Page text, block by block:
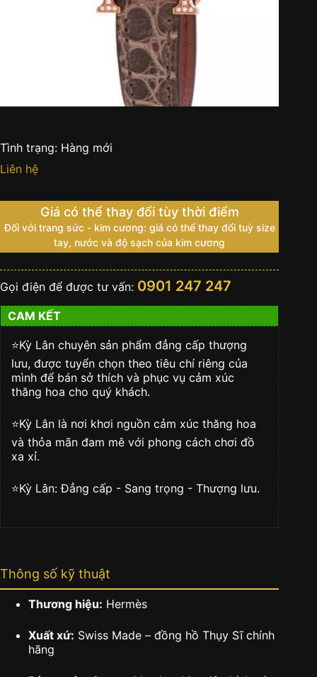
Tình trạng: Hàng mới
Liên hệ
Giá có thể thay đổi tùy thời điểm
Đối với trang sức - kim cương: giá có thể thay đổi tuỳ size
tay, nước và độ sạch của kim cương
Gọi điện để được tư vấn: 0901 247 247
CAM KẾT
⭐️Kỳ Lân chuyên sản phẩm đẳng cấp thượng
lưu, được tuyển chọn theo tiêu chí riêng của
mình để bán sở thích và phục vụ cảm xúc
thăng hoa cho quý khách.
⭐️Kỳ Lân là nơi khơi nguồn cảm xúc thăng hoa
và thỏa mãn đam mê với phong cách chơi đồ
xa xỉ.
⭐️Kỳ Lân: Đẳng cấp - Sang trọng - Thượng lưu.
Thông số kỹ thuật
Thương hiệu: Hermès
Xuất xứ: Swiss Made – đồng hồ Thụy Sĩ chính
hãng